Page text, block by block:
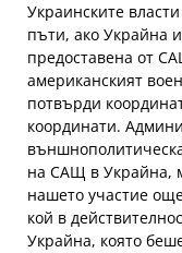
Украинските
пъти, ако Украйна
предоставена от
американският
потвърди
координати.
на САЩ в Украйна,
нашето участие
кой в
Украйна, която